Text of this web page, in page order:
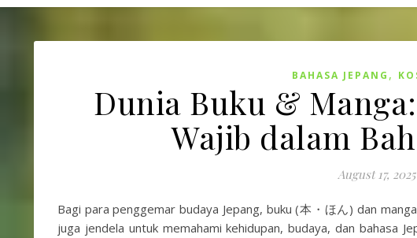
BAHASA JEPANG ,
Dunia Buku &
Wajib dalam
August 17, 2025
Bagi para penggemar budaya Jepang, buku (本・ほん) dan
juga jendela untuk memahami kehidupan, budaya, dan bahasa